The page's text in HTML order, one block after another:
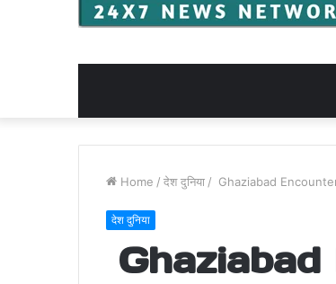
Home / देश दुनिया / Ghaziabad Encounter:
देश दुनिया
Ghaziabad